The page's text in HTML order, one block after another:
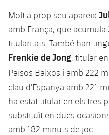
Palmarès
Femení
Agenda
Jugadors
Calendari
Resultats
Classificació
Hockey gel
plusicon
més
Actualitat
Jugadors
Calendari
Resultats
Hoquei herba
plusicon
més
Hockey Herba
Hockey Herba
Patinatge artístic
plusicon
més
Actualitat
Plantilla
Escola de Patinatge
Rugby
plusicon
més
Molt a prop seu apareix
amb França, que
titularitats. També han
Frenkie de Jong, titular
Països Baixos i amb 222
clau d'Espanya amb 221
ha estat titular en els tres
substituït en dues
amb 182 minuts de joc.